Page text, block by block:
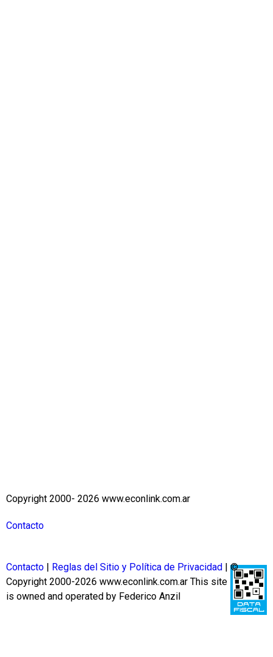
Copyright 2000- 2026 www.econlink.com.ar
Contacto
Contacto | Reglas del Sitio y Política de Privacidad | ©
Copyright 2000-2026 www.econlink.com.ar This site
is owned and operated by Federico Anzil